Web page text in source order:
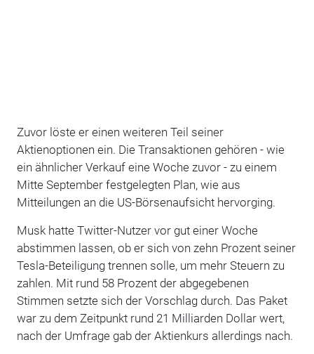
Zuvor löste er einen weiteren Teil seiner
Aktienoptionen ein. Die Transaktionen gehören - wie
ein ähnlicher Verkauf eine Woche zuvor - zu einem
Mitte September festgelegten Plan, wie aus
Mitteilungen an die US-Börsenaufsicht hervorging.
Musk hatte Twitter-Nutzer vor gut einer Woche
abstimmen lassen, ob er sich von zehn Prozent seiner
Tesla-Beteiligung trennen solle, um mehr Steuern zu
zahlen. Mit rund 58 Prozent der abgegebenen
Stimmen setzte sich der Vorschlag durch. Das Paket
war zu dem Zeitpunkt rund 21 Milliarden Dollar wert,
nach der Umfrage gab der Aktienkurs allerdings nach.